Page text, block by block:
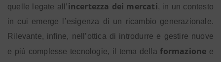
quelle legate all’incertezza dei mercati, in un contesto
in cui emerge l’esigenza di un ricambio generazionale.
Rilevante, infine, nell’ottica di introdurre e gestire nuove
e più complesse tecnologie, il tema della formazione e